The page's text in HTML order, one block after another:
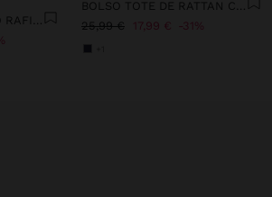
25,99 €
17,99 € 31%